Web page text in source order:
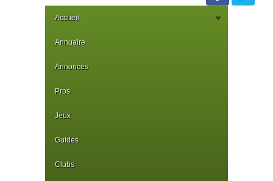
Accueil
Annuaire
Annonces
Pros
Jeux
Guides
Clubs